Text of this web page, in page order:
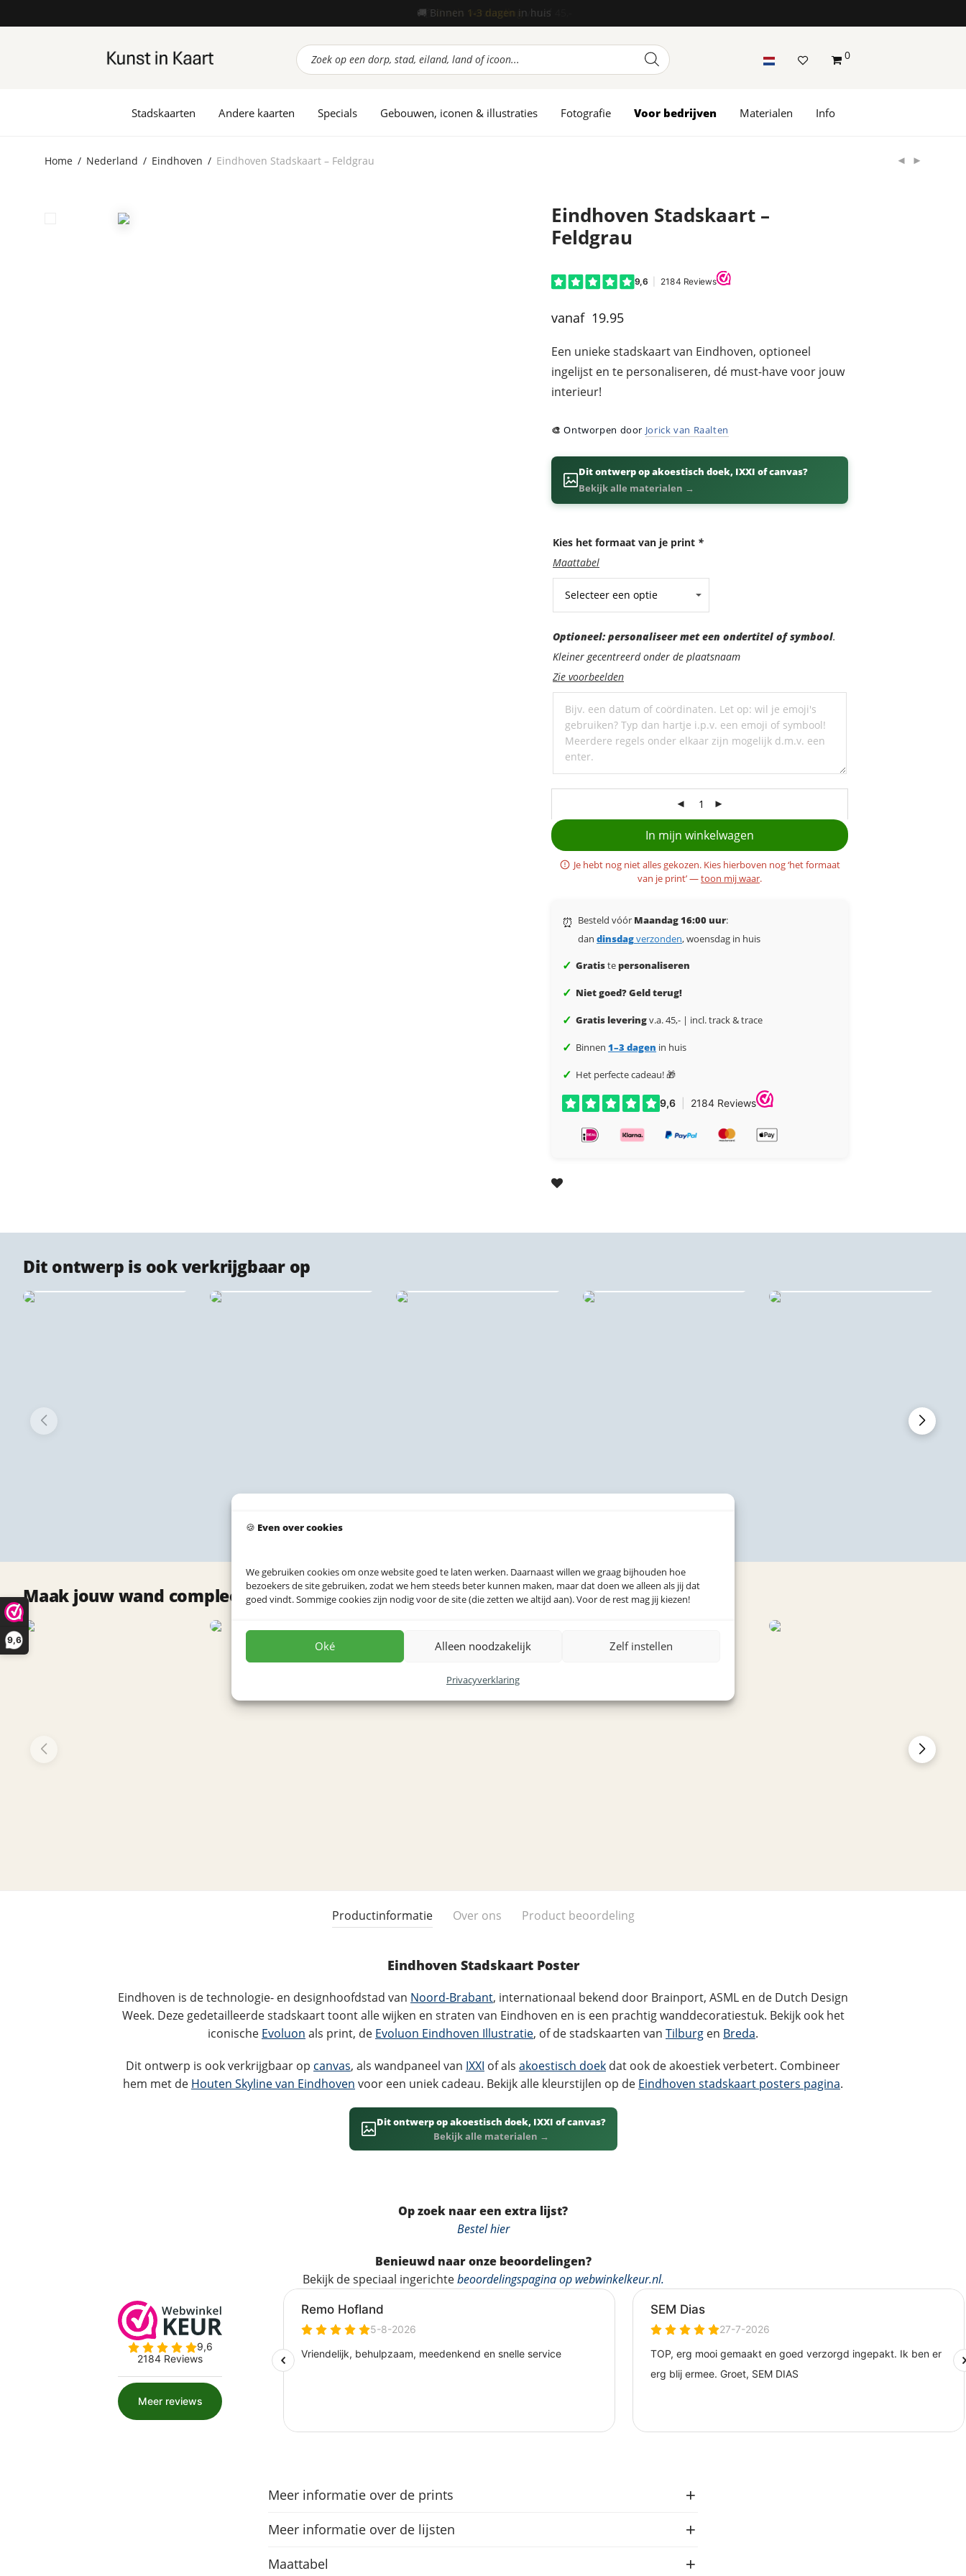
9,6
🍪 Even over cookies
We gebruiken cookies om onze website goed te laten werken. Daarnaast willen we graag bijhouden hoe
bezoekers de site gebruiken, zodat we hem steeds beter kunnen maken, maar dat doen we alleen als jij dat
goed vindt. Sommige cookies zijn nodig voor de site (die zetten we altijd aan). Voor de rest mag jij kiezen!
Oké Alleen noodzakelijk Zelf instellen
Privacyverklaring
📦Gratis verzendingvanaf 45,-
Producten
zoeken
Stadskaarten Andere kaarten Specials Gebouwen, iconen & illustraties Fotografie Voor bedrijven Materialen Info
0
Home / Nederland / Eindhoven / Eindhoven Stadskaart – Feldgrau
Eindhoven Stadskaart –
Feldgrau
19.95
Een unieke stadskaart van Eindhoven, optioneel
ingelijst en te personaliseren, dé must-have voor jouw
interieur!
🎨Ontworpen door Jorick van Raalten
Dit ontwerp op akoestisch doek, IXXI of canvas?
Bekijk alle materialen →
Kies het formaat van je print *
Maattabel
Optioneel:
personaliseer
met
een
ondertitel
Optioneel: personaliseer met een ondertitel of symbool.
Kleiner gecentreerd onder de plaatsnaam
Zie voorbeelden
In mijn winkelwagen
Je hebt nog niet alles gekozen. Kies hierboven nog ‘het formaat
van je print’ —toon mij waar.
⏰ Besteld vóór Maandag 16:00 uur:
dan dinsdagverzonden, woensdag in huis
✓ Gratistepersonaliseren
✓ Niet goed? Geld terug!
✓ Gratis leveringv.a. 45,- | incl. track & trace
✓ Binnen 1–3 dagen in huis
✓ Het perfecte cadeau! 🎁
Dit ontwerp is ook verkrijgbaar op
Maak jouw wand compleet met deze prints
Productinformatie Over ons Product beoordeling
Eindhoven Stadskaart Poster
Eindhoven is de technologie- en designhoofdstad van Noord-Brabant, internationaal bekend door Brainport, ASML en de Dutch Design
Week. Deze gedetailleerde stadskaart toont alle wijken en straten van Eindhoven en is een prachtig wanddecoratiestuk. Bekijk ook het
iconische Evoluon als print, de Evoluon Eindhoven Illustratie, of de stadskaarten van Tilburg en Breda.
Dit ontwerp is ook verkrijgbaar op canvas, als wandpaneel van IXXI of als akoestisch doek dat ook de akoestiek verbetert. Combineer
hem met de Houten Skyline van Eindhoven voor een uniek cadeau. Bekijk alle kleurstijlen op de Eindhoven stadskaart posters pagina.
Dit ontwerp op akoestisch doek, IXXI of canvas?
Bekijk alle materialen →
Op zoek naar een extra lijst?
Bestel hier
Benieuwd naar onze beoordelingen?
Bekijk de speciaal ingerichtebeoordelingspagina op webwinkelkeur.nl.
Meer informatie over de prints
Meer informatie over de lijsten
Maattabel